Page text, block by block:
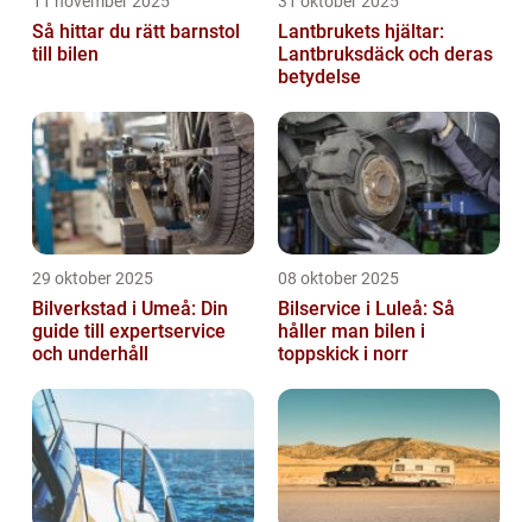
Så hittar du rätt barnstol
till bilen
Lantbrukets hjältar:
Lantbruksdäck och deras
betydelse
29 oktober 2025
Bilverkstad i Umeå: Din
guide till expertservice
och underhåll
08 oktober 2025
Bilservice i Luleå: Så
håller man bilen i
toppskick i norr